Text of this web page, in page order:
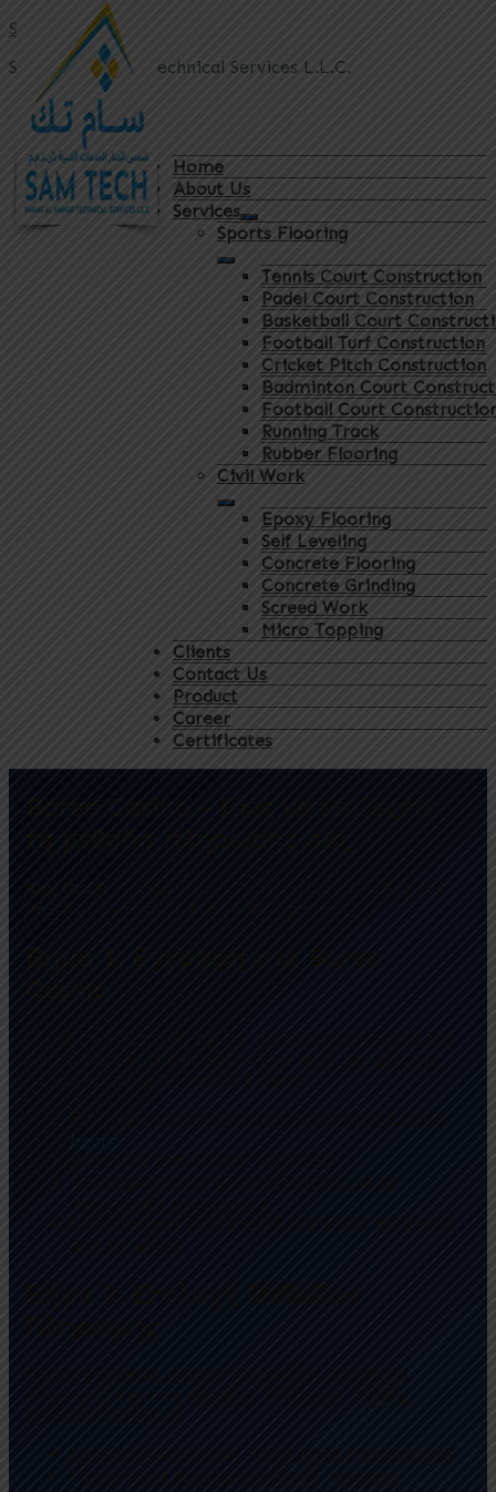
Sam Tech
Shams Al Manar Technical Services L.L.C.
Home
About Us
Services
Sports Flooring
Tennis Court Construction
Padel Court Construction
Basketball Court
Football Turf Construction
Cricket Pitch Construction
Badminton Court
Football Court
Running Track
Rubber Flooring
Civil Work
Epoxy Flooring
Self Leveling
Concrete Flooring
Concrete Grinding
Screed Work
Micro Topping
Clients
Contact Us
Product
Career
Certificates